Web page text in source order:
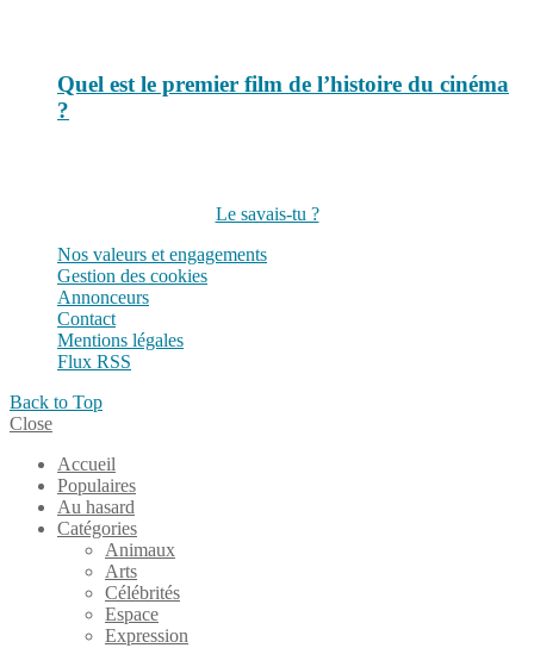
Quel est le premier film de l’histoire du cinéma
?
Le savais-tu ?
Nos valeurs et engagements
Gestion des cookies
Annonceurs
Contact
Mentions légales
Flux RSS
Back to Top
Close
Accueil
Populaires
Au hasard
Catégories
Animaux
Arts
Célébrités
Espace
Expression